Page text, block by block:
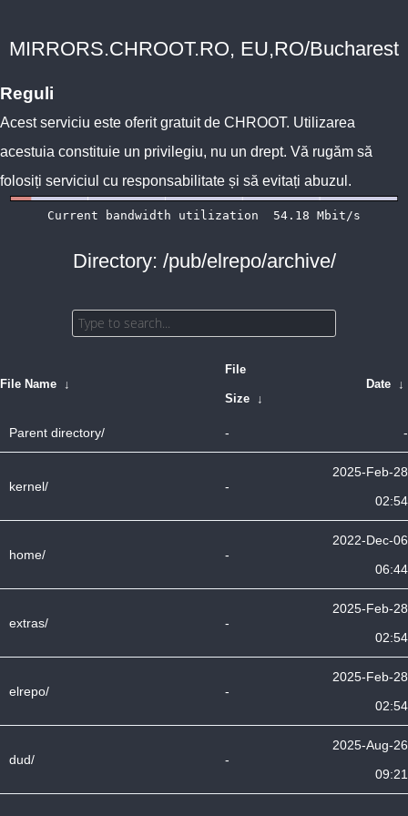
MIRRORS.CHROOT.RO, EU,RO/Bucharest
Reguli
Acest serviciu este oferit gratuit de CHROOT. Utilizarea
acestuia constituie un privilegiu, nu un drept. Vă rugăm să
folosiți serviciul cu responsabilitate și să evitați abuzul.
Directory: /pub/elrepo/archive/
File Name ↓
File
Size ↓
Date ↓
Parent directory/ - -
kernel/ -
2025-Feb-28
02:54
home/ -
2022-Dec-06
06:44
extras/ -
2025-Feb-28
02:54
elrepo/ -
2025-Feb-28
02:54
dud/ -
2025-Aug-26
09:21